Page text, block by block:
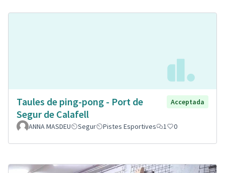
Taules de ping-pong - Port de
Segur de Calafell
Acceptada
ANNA MASDEU Segur Pistes Esportives 1 0